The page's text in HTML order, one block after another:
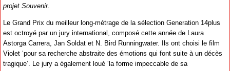
projet Souvenir.
Le Grand Prix du meilleur long-métrage de la sélection Generation 14plus
est octroyé par un jury international, composé cette année de Laura
Astorga Carrera, Jan Soldat et N. Bird Runningwater. Ils ont choisi le film
Violet ‘pour sa recherche abstraite des émotions qui font suite à un décès
tragique’. Le jury a également loué ‘la forme impeccable de sa